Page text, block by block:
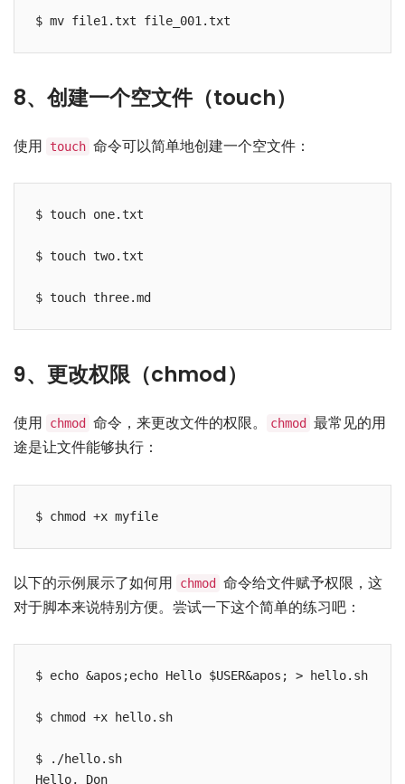
8、创建一个空文件（touch）
使用 touch 命令可以简单地创建一个空文件：
$ touch one.txt
$ touch two.txt
9、更改权限（chmod）
使用 chmod 命令，来更改文件的权限。 chmod
最常见的用
途是让文件能够执行：
以下的示例展示了如何用 chmod
命令给文件赋予权限，这
对于脚本来说特别方便。尝试一下这个简单的练习吧：
$ echo &apos;echo Hello $USER&apos; > hello.sh
$ chmod +x hello.sh
$ ./hello.sh